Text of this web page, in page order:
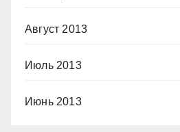
Август 2013
Июль 2013
Июнь 2013